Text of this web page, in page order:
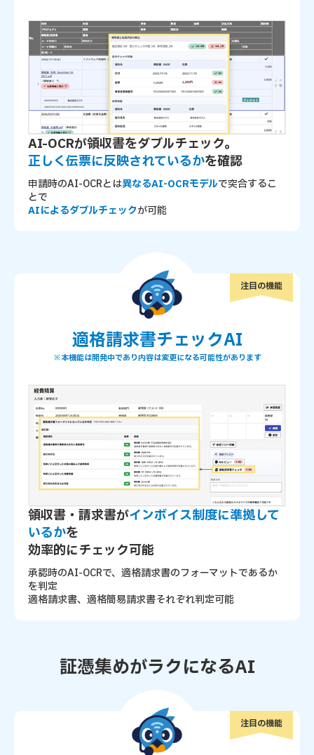
AI-OCRが領収書をダブルチェック。
正しく伝票に反映されているかを確認
申請時のAI-OCRとは異なるAI-OCRモデルで突合するこ
とで
AIによるダブルチェックが可能
適格請求書チェックAI
※本機能は開発中であり内容は変更になる可能性があります
注目の機能
領収書・請求書がインボイス制度に準拠して
いるかを
効率的にチェック可能
承認時のAI-OCRで、適格請求書のフォーマットであるか
を判定
適格請求書、適格簡易請求書それぞれ判定可能
証憑集めがラクになるAI
注目の機能